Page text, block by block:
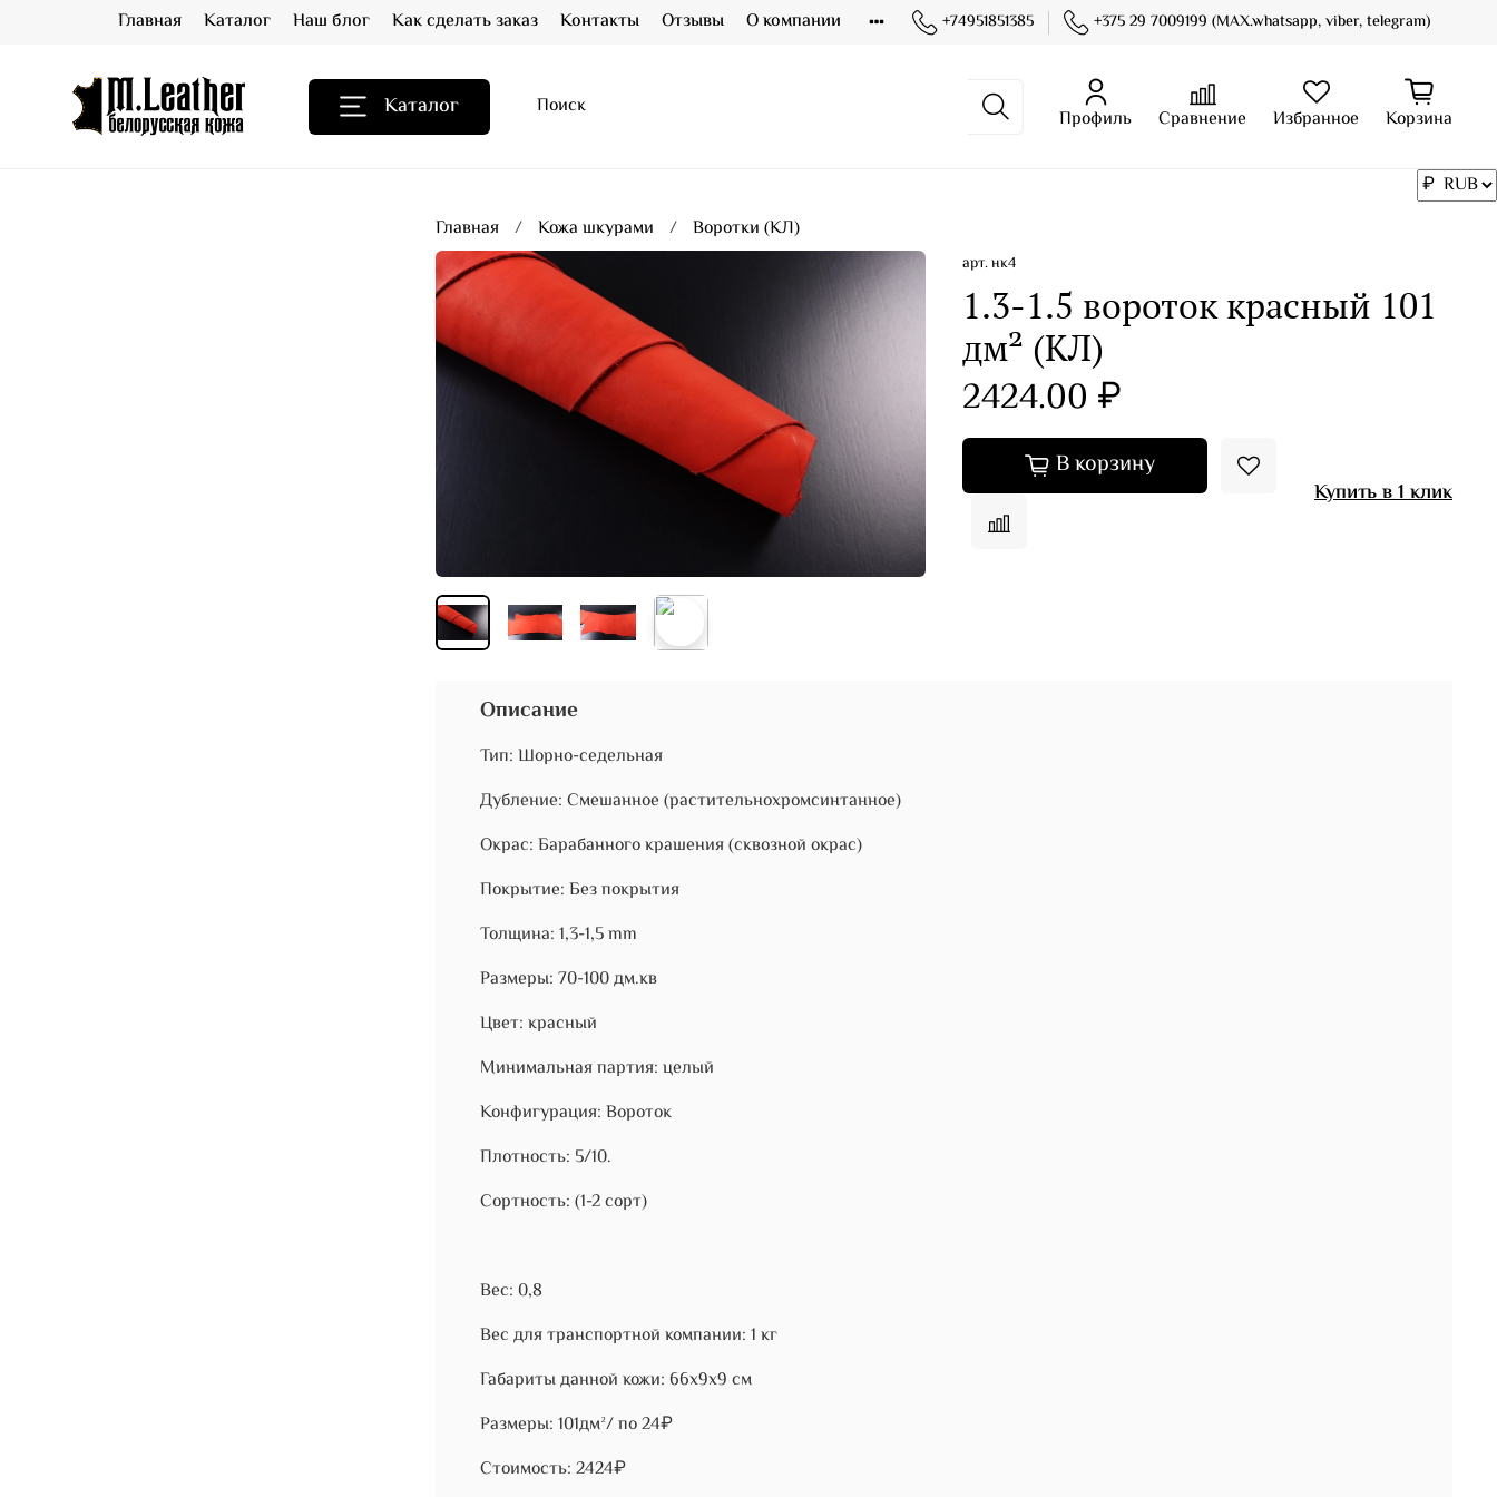
Главная Каталог Наш блог Как сделать заказ Контакты Отзывы О компании +74951851385 +375 29 7009199 (MAX.whatsapp, viber, telegram)
Каталог Профиль Сравнение Избранное Корзина
Главная Кожа шкурами Воротки (КЛ)
арт.нк4
1.3-1.5 вороток красный 101
дм² (КЛ)
2424.00 ₽
В корзину
Купить в 1 клик
Описание
Тип: Шорно-седельная
Дубление: Смешанное (растительнохромсинтанное)
Окрас: Барабанного крашения (сквозной окрас)
Покрытие: Без покрытия
Толщина: 1,3-1,5 mm
Размеры: 70-100 дм.кв
Цвет: красный
Минимальная партия: целый
Конфигурация: Вороток
Плотность: 5/10.
Сортность: (1-2 сорт)
Вес: 0,8
Вес для транспортной компании: 1 кг
Габариты данной кожи: 66х9х9 см
Размеры: 101дм²/ по 24₽
Стоимость: 2424₽